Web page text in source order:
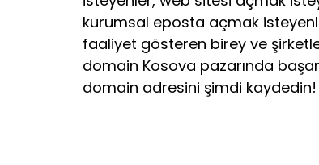
kurumsal eposta açmak
faaliyet gösteren birey ve
domain Kosova pazarında
domain adresini şimdi kaydedin!